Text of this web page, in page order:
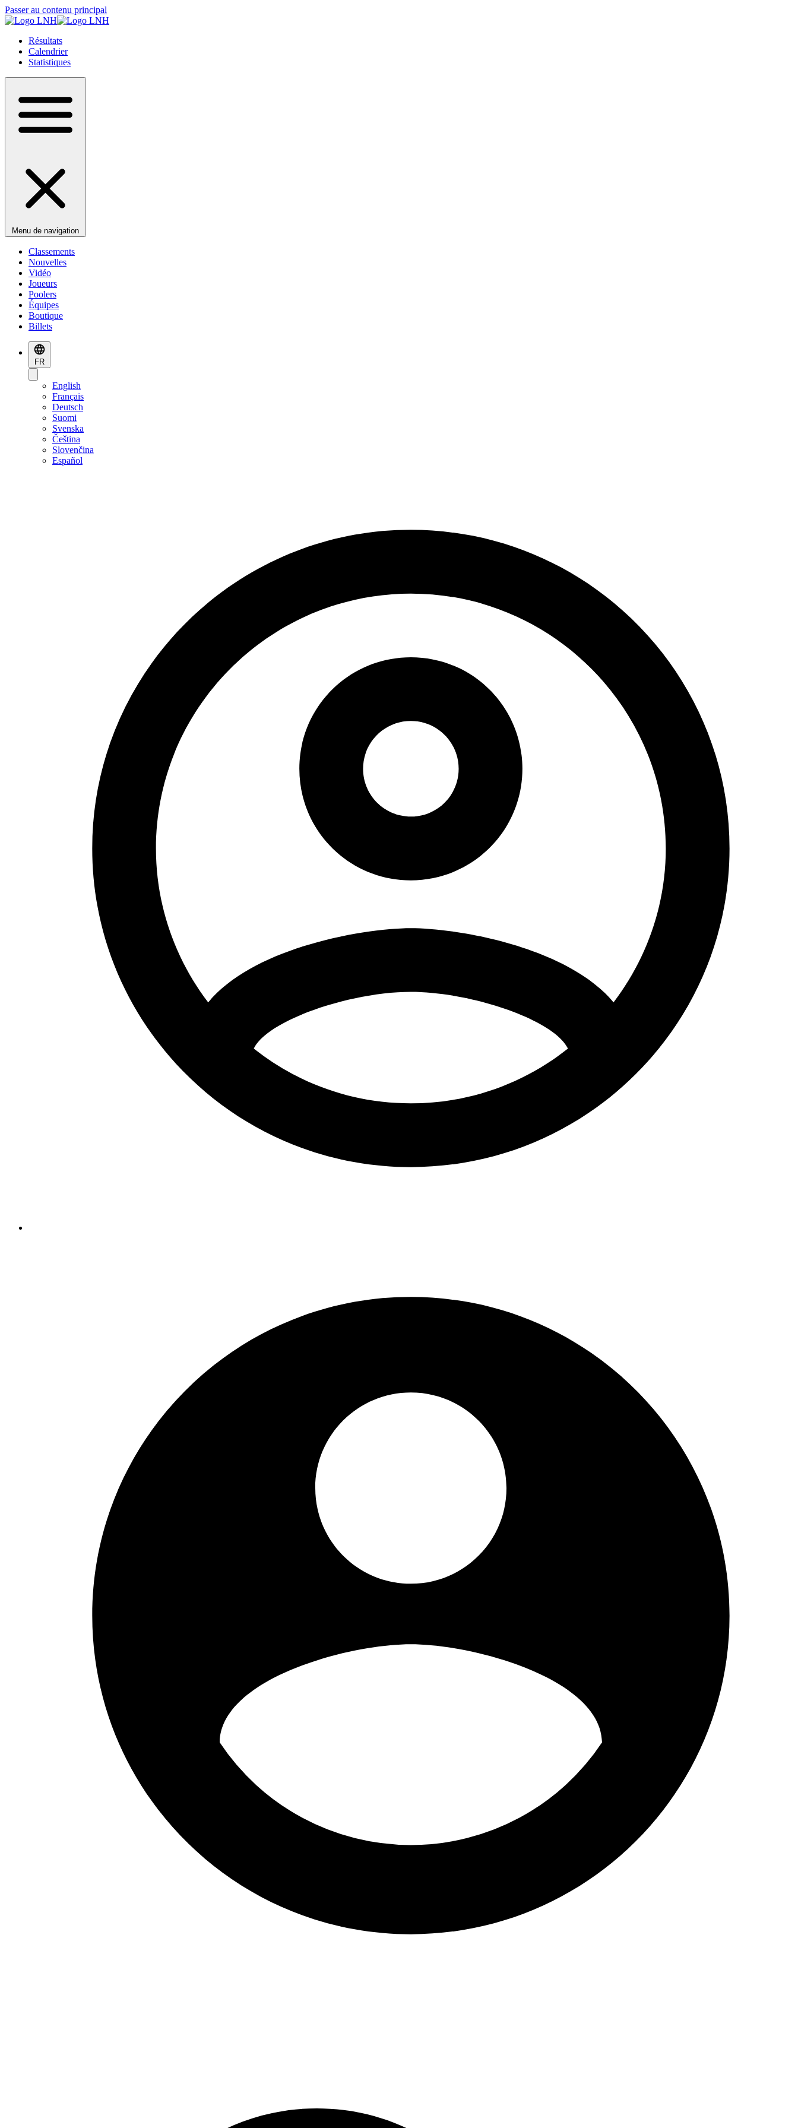
Passer au contenu principal
Résultats
Calendrier
Statistiques
Menu de navigation
Classements
Nouvelles
Vidéo
Joueurs
Poolers
Équipes
Boutique
Billets
FR
English
Français
Deutsch
Suomi
Svenska
Čeština
Slovenčina
Español